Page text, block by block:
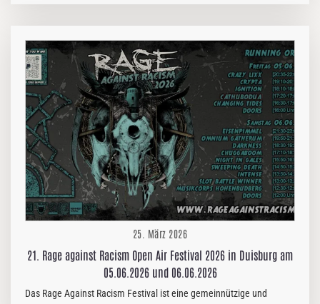
Länder, um eigene Volksmärchen zu verbreiten. Heute
veröffentlichen Vanaheim ihre erste Single und das Video zum Song
„De Overtocht“. „De Overtocht“ (deutsch: Die Überfahrt) erzählt die
Geschichte des Augenblicks, in dem sich jemand verliert: körperlich,
geistig oder emotional, und in einem Nebel erwacht, einer Art
Fegefeuer…
25. März 2026
21. Rage against Racism Open Air Festival 2026 in Duisburg am
05.06.2026 und 06.06.2026
Das Rage Against Racism Festival ist eine gemeinnützige und